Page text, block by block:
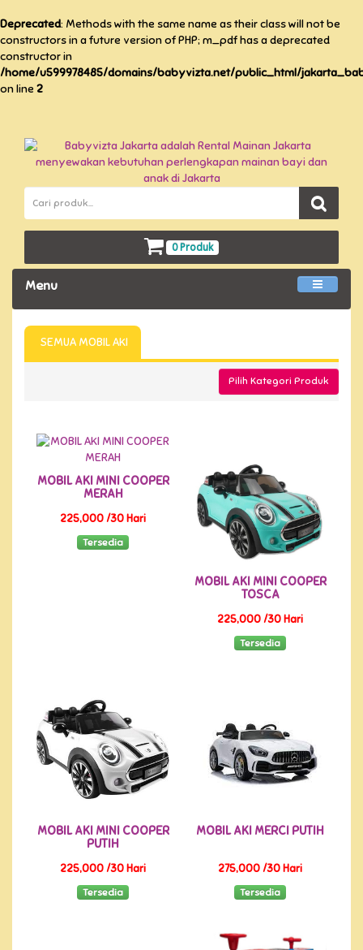
Deprecated: Methods with the same name as their class will not be
constructors in a future version of PHP; m_pdf has a deprecated
constructor in
/home/u599978485/domains/babyvizta.net/public_html/
on line 2
0 Produk
Menu
SEMUA MOBIL AKI
Pilih Kategori Produk
MOBIL AKI MINI COOPER
MERAH
225,000 /30 Hari
Tersedia
MOBIL AKI MINI COOPER
TOSCA
225,000 /30 Hari
Tersedia
MOBIL AKI MINI COOPER
PUTIH
225,000 /30 Hari
Tersedia
MOBIL AKI MERCI PUTIH
275,000 /30 Hari
Tersedia